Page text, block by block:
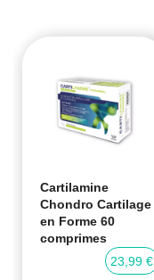
Cartilamine
Chondro Cartilage
en Forme 60
comprimes
23,99 €